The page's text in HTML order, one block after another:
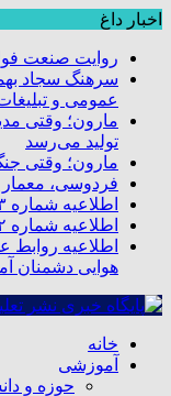
اخبار داغ
روایت صنعت
سرهنگ سجاد
عمومی و
مارون؛ وقتی
تولید می‌رسد
مارون؛ وقتی
فردوسی، معمار
اطلاعیه شماره ۳ روابط عمومی شرکت فولاد خوزستان
اطلاعیه شماره ۲ روابط عمومی شرکت فولاد خوزستان
اطلاعیه
هوایی دشمنان
خانه
آموزشی
حوزه و